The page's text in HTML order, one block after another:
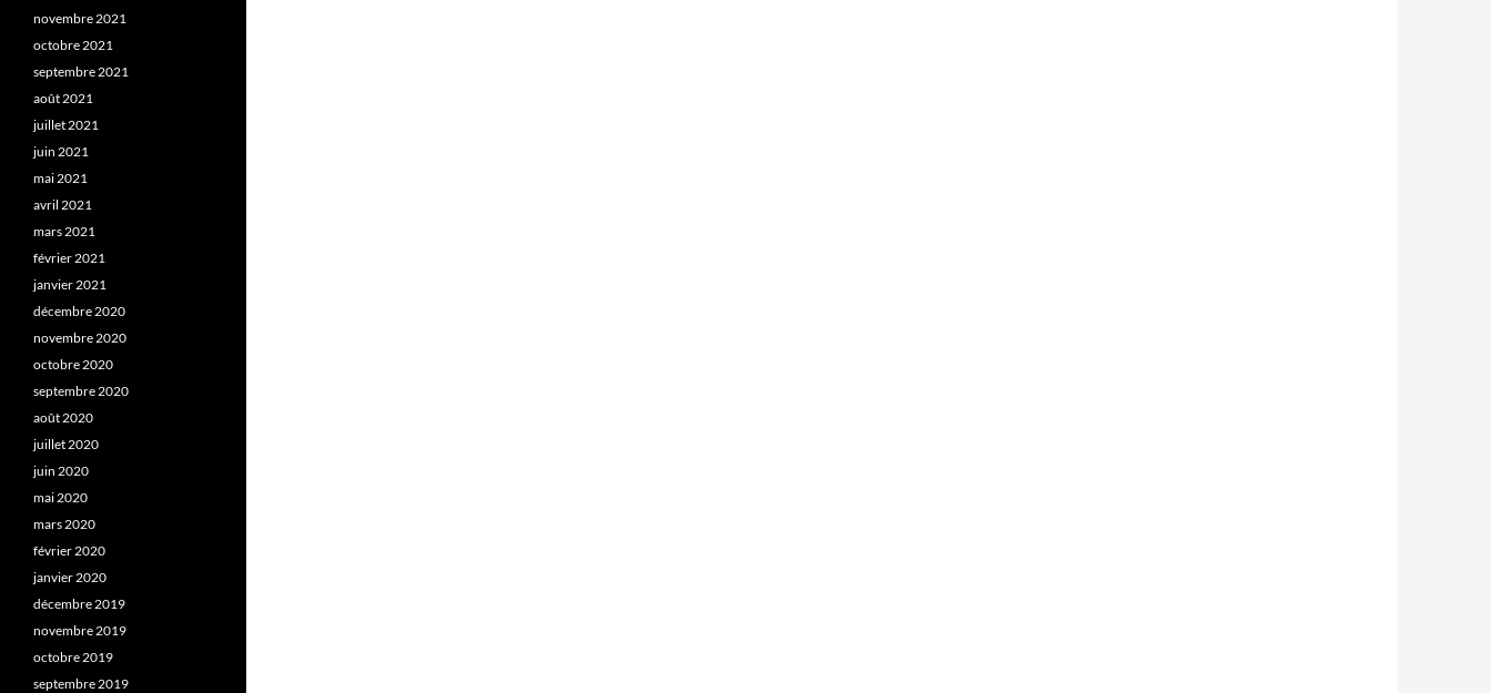
novembre 2021
octobre 2021
septembre 2021
août 2021
juillet 2021
juin 2021
mai 2021
avril 2021
mars 2021
février 2021
janvier 2021
décembre 2020
novembre 2020
octobre 2020
septembre 2020
août 2020
juillet 2020
juin 2020
mai 2020
mars 2020
février 2020
janvier 2020
décembre 2019
novembre 2019
octobre 2019
septembre 2019